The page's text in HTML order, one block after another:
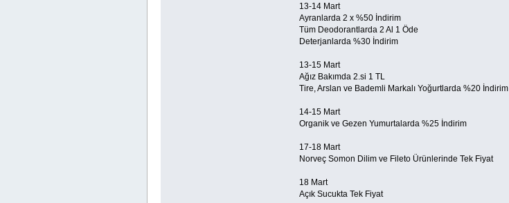
13-14 Mart
Ayranlarda 2 x %50 İndirim
Tüm Deodorantlarda 2 Al 1 Öde
Deterjanlarda %30 İndirim
13-15 Mart
Ağız Bakımda 2.si 1 TL
Tire, Arslan ve Bademli Markalı Yoğurtlarda %20 İndirim
14-15 Mart
Organik ve Gezen Yumurtalarda %25 İndirim
17-18 Mart
Norveç Somon Dilim ve Fileto Ürünlerinde Tek Fiyat
18 Mart
Açık Sucukta Tek Fiyat